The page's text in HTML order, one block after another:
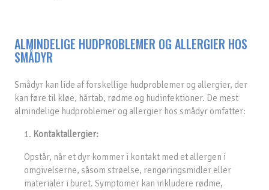
ALMINDELIGE HUDPROBLEMER OG ALLERGIER HOS
SMÅDYR
Smådyr kan lide af forskellige hudproblemer og allergier, der
kan føre til kløe, hårtab, rødme og hudinfektioner. De mest
almindelige hudproblemer og allergier hos smådyr omfatter:
1. Kontaktallergier:
Opstår, når et dyr kommer i kontakt med et allergen i
omgivelserne, såsom strøelse, rengøringsmidler eller
materialer i buret. Symptomer kan inkludere rødme,